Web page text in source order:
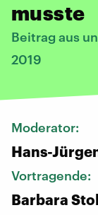
musste
Beitrag aus
2019
Moderator:
Hans-
Vortragende:
Barbara